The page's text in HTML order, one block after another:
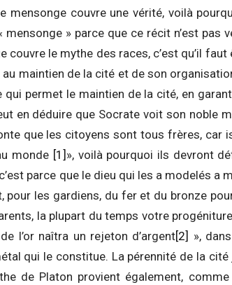
mensonge couvre une vérité, voilà
» parce que ce récit n’est pas
couvre le mythe des races, c’est qu’il
maintien de la cité et de son
qui permet le maintien de la cité, en
en déduire que Socrate voit son noble
que les citoyens sont tous frères, car
monde [1] », voilà pourquoi ils devront
parce que le dieu qui les a modelés a
pour les gardiens, du fer et du bronze
la plupart du temps votre
l’or naîtra un rejeton d’argent[2] »,
qui le constitue. La pérennité de la
de Platon provient également, comme